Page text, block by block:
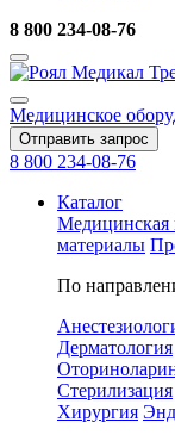
8 800 234-08-76
Медицинское
Отправить запрос
8 800 234-08-76
Каталог
Медицинская
материалы
По
Дерматология
Стерилизация
Хирургия